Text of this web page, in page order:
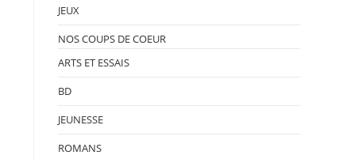
JEUX
NOS COUPS DE COEUR
ARTS ET ESSAIS
BD
JEUNESSE
ROMANS